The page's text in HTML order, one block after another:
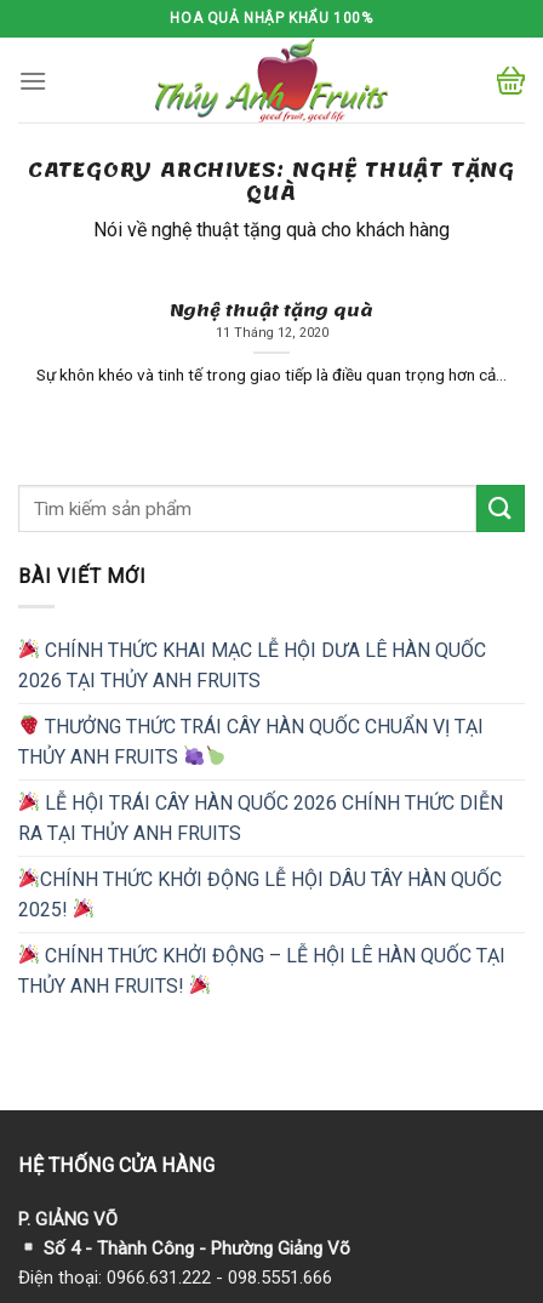
to
content
HOA QUẢ NHẬP KHẨU 100%
CATEGORY ARCHIVES:NGHỆ THUẬT TẶNG
QUÀ
Nói về nghệ thuật tặng quà cho khách hàng
Nghệ thuật tặng quà
11 Tháng 12, 2020
Sự khôn khéo và tinh tế trong giao tiếp là điều quan trọng hơn cả...
BÀI VIẾT MỚI
CHÍNH THỨC KHAI MẠC LỄ HỘI DƯA LÊ HÀN QUỐC
2026 TẠI THỦY ANH FRUITS
THƯỞNG THỨC TRÁI CÂY HÀN QUỐC CHUẨN VỊ TẠI
THỦY ANH FRUITS
LỄ HỘI TRÁI CÂY HÀN QUỐC 2026 CHÍNH THỨC DIỄN
RA TẠI THỦY ANH FRUITS
CHÍNH THỨC KHỞI ĐỘNG LỄ HỘI DÂU TÂY HÀN QUỐC
2025!
CHÍNH THỨC KHỞI ĐỘNG – LỄ HỘI LÊ HÀN QUỐC TẠI
THỦY ANH FRUITS!
HỆ THỐNG CỬA HÀNG
P. GIẢNG VÕ
Số 4 - Thành Công - Phường Giảng Võ
Điện thoại: 0966.631.222 - 098.5551.666